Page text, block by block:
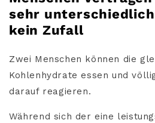
sehr
kein Zufall
Zwei Menschen können die
Kohlenhydrate essen und
darauf reagieren.
Während sich der eine